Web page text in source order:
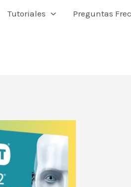
Tutoriales Preguntas